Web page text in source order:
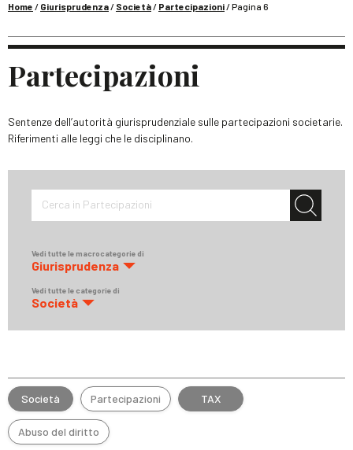
Home / Giurisprudenza/ Società/ Partecipazioni/Pagina 6
Partecipazioni
Sentenze dell’autorità giurisprudenziale sulle partecipazioni societarie.
Riferimenti alle leggi che le disciplinano.
Cerca in Partecipazioni
Vedi tutte le macrocategorie di
Giurisprudenza
Vedi tutte le categorie di
Società
Società Partecipazioni TAX
Abuso del diritto